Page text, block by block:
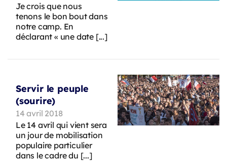
Je crois que nous
tenons le bon bout dans
notre camp. En
déclarant « une date [...]
Servir le peuple
(sourire)
14 avril 2018
Le 14 avril qui vient sera
un jour de mobilisation
populaire particulier
dans le cadre du [...]